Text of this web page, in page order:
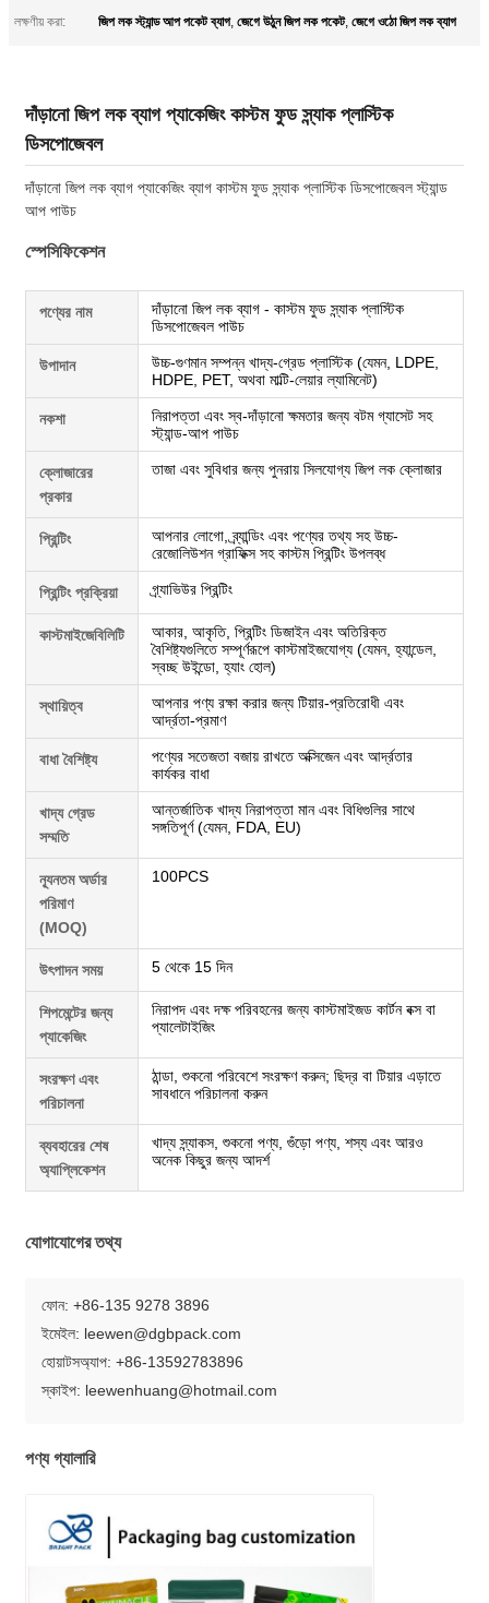
লক্ষণীয় করা:
জিপ লক স্ট্যান্ড আপ পকেট ব্যাগ, জেগে উঠুন জিপ লক পকেট, জেগে ওঠো জিপ লক ব্যাগ
দাঁড়ানো জিপ লক ব্যাগ প্যাকেজিং কাস্টম ফুড স্ন্যাক প্লাস্টিক
ডিসপোজেবল
দাঁড়ানো জিপ লক ব্যাগ প্যাকেজিং ব্যাগ কাস্টম ফুড স্ন্যাক প্লাস্টিক ডিসপোজেবল স্ট্যান্ড
আপ পাউচ
স্পেসিফিকেশন
পণ্যের নাম
দাঁড়ানো জিপ লক ব্যাগ - কাস্টম ফুড স্ন্যাক প্লাস্টিক
ডিসপোজেবল পাউচ
উপাদান
উচ্চ-গুণমান সম্পন্ন খাদ্য-গ্রেড প্লাস্টিক (যেমন, LDPE,
HDPE, PET, অথবা মাল্টি-লেয়ার ল্যামিনেট)
নকশা
নিরাপত্তা এবং স্ব-দাঁড়ানো ক্ষমতার জন্য বটম গ্যাসেট সহ
স্ট্যান্ড-আপ পাউচ
ক্লোজারের
প্রকার
তাজা এবং সুবিধার জন্য পুনরায় সিলযোগ্য জিপ লক ক্লোজার
প্রিন্টিং
আপনার লোগো, ব্র্যান্ডিং এবং পণ্যের তথ্য সহ উচ্চ-
রেজোলিউশন গ্রাফিক্স সহ কাস্টম প্রিন্টিং উপলব্ধ
প্রিন্টিং প্রক্রিয়া গ্র্যাভিউর প্রিন্টিং
কাস্টমাইজেবিলিটি
আকার, আকৃতি, প্রিন্টিং ডিজাইন এবং অতিরিক্ত
বৈশিষ্ট্যগুলিতে সম্পূর্ণরূপে কাস্টমাইজযোগ্য (যেমন, হ্যান্ডেল,
স্বচ্ছ উইন্ডো, হ্যাং হোল)
স্থায়িত্ব
আপনার পণ্য রক্ষা করার জন্য টিয়ার-প্রতিরোধী এবং
আর্দ্রতা-প্রমাণ
বাধা বৈশিষ্ট্য
পণ্যের সতেজতা বজায় রাখতে অক্সিজেন এবং আর্দ্রতার
কার্যকর বাধা
খাদ্য গ্রেড
সম্মতি
আন্তর্জাতিক খাদ্য নিরাপত্তা মান এবং বিধিগুলির সাথে
সঙ্গতিপূর্ণ (যেমন, FDA, EU)
ন্যূনতম অর্ডার
পরিমাণ
(MOQ)
100PCS
উৎপাদন সময় 5 থেকে 15 দিন
শিপমেন্টের জন্য
প্যাকেজিং
নিরাপদ এবং দক্ষ পরিবহনের জন্য কাস্টমাইজড কার্টন বক্স বা
প্যালেটাইজিং
সংরক্ষণ এবং
পরিচালনা
ঠান্ডা, শুকনো পরিবেশে সংরক্ষণ করুন; ছিদ্র বা টিয়ার এড়াতে
সাবধানে পরিচালনা করুন
ব্যবহারের শেষ
অ্যাপ্লিকেশন
খাদ্য স্ন্যাকস, শুকনো পণ্য, গুঁড়ো পণ্য, শস্য এবং আরও
অনেক কিছুর জন্য আদর্শ
যোগাযোগের তথ্য
ফোন: +86-135 9278 3896
ইমেইল: leewen@dgbpack.com
হোয়াটসঅ্যাপ: +86-13592783896
স্কাইপ: leewenhuang@hotmail.com
পণ্য গ্যালারি